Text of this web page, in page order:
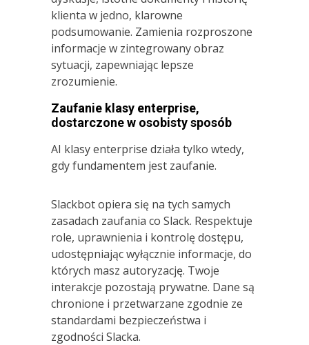
klienta w jedno, klarowne
podsumowanie. Zamienia rozproszone
informacje w zintegrowany obraz
sytuacji, zapewniając lepsze
zrozumienie.
Zaufanie klasy enterprise,
dostarczone w osobisty sposób
AI klasy enterprise działa tylko wtedy,
gdy fundamentem jest zaufanie.
Slackbot opiera się na tych samych
zasadach zaufania co Slack. Respektuje
role, uprawnienia i kontrolę dostępu,
udostępniając wyłącznie informacje, do
których masz autoryzację. Twoje
interakcje pozostają prywatne. Dane są
chronione i przetwarzane zgodnie ze
standardami bezpieczeństwa i
zgodności Slacka.